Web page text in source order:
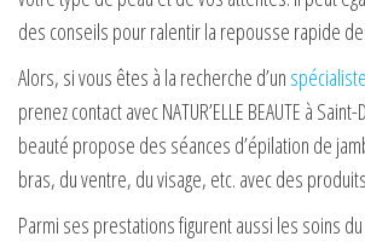
des conseils pour ralentir la repousse rapide
Alors, si vous êtes à la recherche d’un spécialiste
prenez contact avec NATUR’ELLE BEAUTE à
beauté propose des séances d’épilation de
bras, du ventre, du visage, etc. avec des
Parmi ses prestations figurent aussi les soins